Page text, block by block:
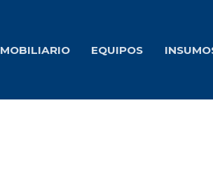
MOBILIARIO EQUIPOS